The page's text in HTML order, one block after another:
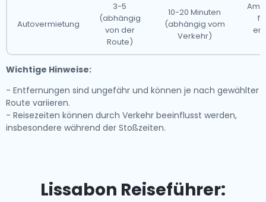
Autovermietung
3-5
(abhängig
von der
Route)
10-20 Minuten
(abhängig vom
Verkehr)
Am
Wichtige Hinweise:
- Entfernungen sind ungefähr und können je nach gewählter
Route variieren.
- Reisezeiten können durch Verkehr beeinflusst werden,
insbesondere während der Stoßzeiten.
Lissabon Reiseführer: